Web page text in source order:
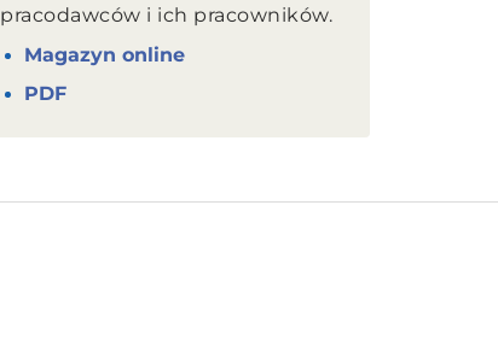
pracodawców i ich pracowników.
Magazyn online
PDF